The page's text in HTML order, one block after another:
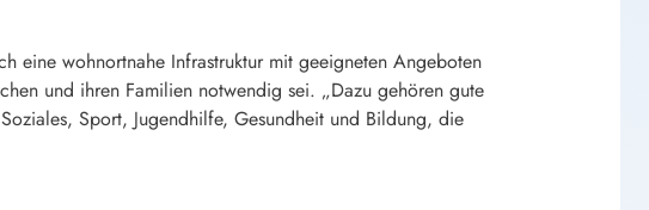
eine wohnortnahe Infrastruktur mit geeigneten Angeboten
und ihren Familien notwendig sei. „Dazu gehören gute
Sport, Jugendhilfe, Gesundheit und Bildung, die